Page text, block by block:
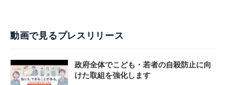
動画で見るプレスリリース
政府全体でこども・若者の自殺防止に向
けた取組を強化します